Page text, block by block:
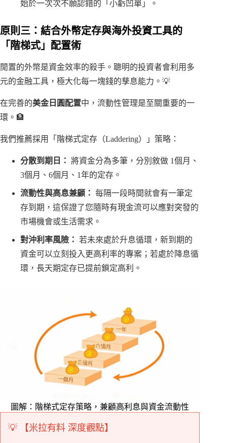
始於一次次不願認錯的「小虧凹單」。
原則三：結合外幣定存與海外投資工具的
「階梯式」配置術
閒置的外幣是資金效率的殺手。聰明的投資者會利用多
元的金融工具，極大化每一塊錢的孳息能力。💡
在完善的美金日圓配置中，流動性管理是至關重要的一
環。🏦
我們推薦採用「階梯式定存（Laddering）」策略：
分散到期日： 將資金分為多筆，分別敘做 1個月、
3個月、6個月、1年的定存。
流動性與高息兼顧： 每隔一段時間就會有一筆定
存到期，這保證了您隨時有現金流可以應對突發的
市場機會或生活需求。
對沖利率風險： 若未來處於升息循環，新到期的
資金可以立刻投入更高利率的專案；若處於降息循
環，長天期定存已提前鎖定高利。
圖解：階梯式定存策略，兼顧高利息與資金流動性
💡 【米拉有料 深度觀點】